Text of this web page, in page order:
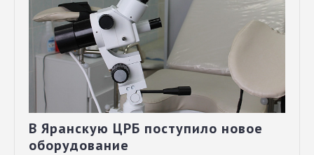
В Яранскую ЦРБ поступило новое
оборудование